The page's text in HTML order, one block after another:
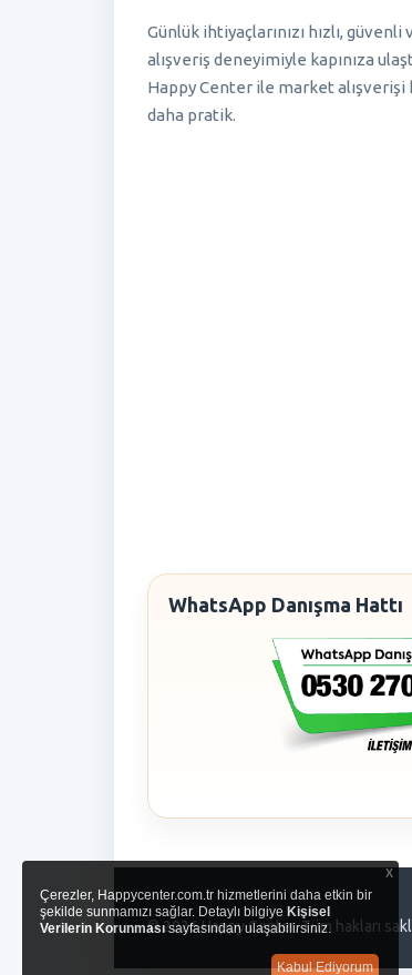
Günlük ihtiyaçlarınızı hızlı,
alışveriş deneyimiyle kapınıza
Happy Center ile market alışverişi
daha pratik.
WhatsApp Danışma Hattı
© 2026 Happy Center. Tüm hakları
x
Çerezler, Happycenter.com.tr hizmetlerini daha etkin bir
şekilde sunmamızı sağlar. Detaylı bilgiye Kişisel
Verilerin Korunmasısayfasından ulaşabilirsiniz.
Kabul Ediyorum